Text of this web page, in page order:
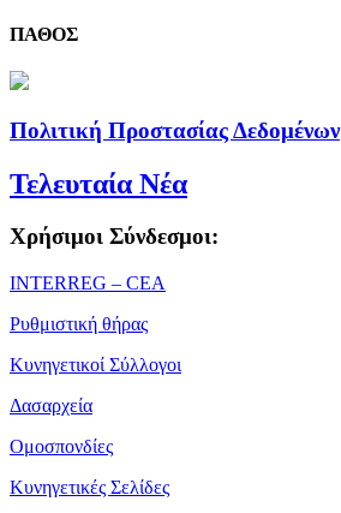
ΠΑΘΟΣ
Πολιτική Προστασίας Δεδομένων
Τελευταία Νέα
Χρήσιμοι Σύνδεσμοι:
ΙΝΤΕRREG – CEA
Ρυθμιστική θήρας
Κυνηγετικοί Σύλλογοι
Δασαρχεία
Ομοσπονδίες
Κυνηγετικές Σελίδες